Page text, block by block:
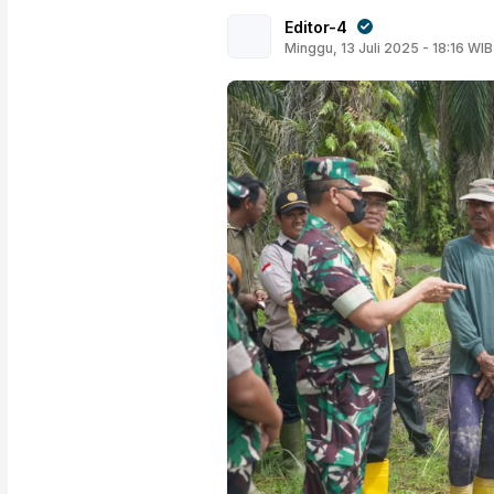
Editor-4
Minggu, 13 Juli 2025 - 18:16 WIB